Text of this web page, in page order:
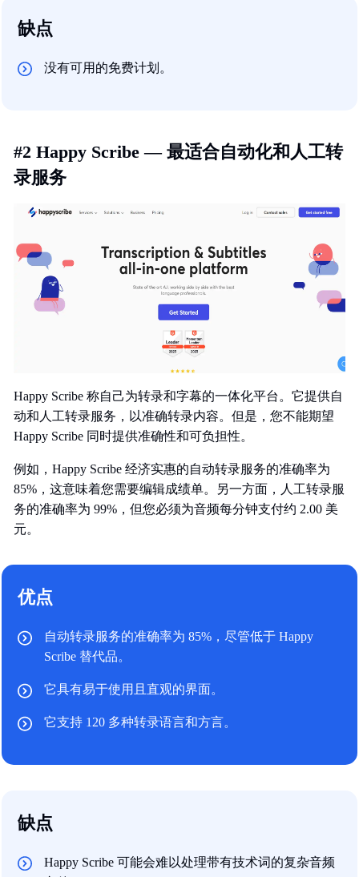
缺点
没有可用的免费计划。
#2 Happy Scribe — 最适合自动化和人工转
录服务
Happy Scribe 称自己为转录和字幕的一体化平台。它提供自
动和人工转录服务，以准确转录内容。但是，您不能期望
Happy Scribe 同时提供准确性和可负担性。
例如，Happy Scribe 经济实惠的自动转录服务的准确率为
85%，这意味着您需要编辑成绩单。另一方面，人工转录服
务的准确率为 99%，但您必须为音频每分钟支付约 2.00 美
元。
优点
自动转录服务的准确率为 85%，尽管低于 Happy
Scribe 替代品。
它具有易于使用且直观的界面。
它支持 120 多种转录语言和方言。
缺点
Happy Scribe 可能会难以处理带有技术词的复杂音频